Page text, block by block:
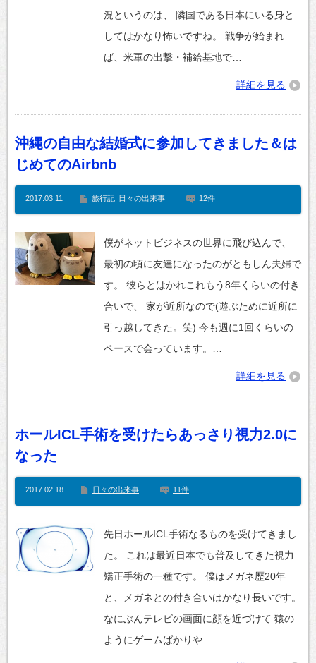
況というのは、 隣国である日本にいる身と
してはかなり怖いですね。 戦争が始まれ
ば、米軍の出撃・補給基地で…
詳細を見る
沖縄の自由な結婚式に参加してきました＆は
じめてのAirbnb
2017.03.11 旅行記 日々の出来事 12件
僕がネットビジネスの世界に飛び込んで、
最初の頃に友達になったのがともしん夫婦で
す。 彼らとはかれこれもう8年くらいの付き
合いで、 家が近所なので(遊ぶために近所に
引っ越してきた。笑) 今も週に1回くらいの
ペースで会っています。…
詳細を見る
ホールICL手術を受けたらあっさり視力2.0に
なった
2017.02.18 日々の出来事 11件
先日ホールICL手術なるものを受けてきまし
た。 これは最近日本でも普及してきた視力
矯正手術の一種です。 僕はメガネ歴20年
と、メガネとの付き合いはかなり長いです。
なにぶんテレビの画面に顔を近づけて 猿の
ようにゲームばかりや…